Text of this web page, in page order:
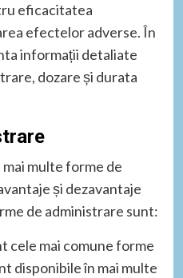
eficacitatea
efectelor adverse. În
informații detaliate
dozare și durata
multe forme de
și dezavantaje
de administrare sunt:
cele mai comune forme
disponibile în mai multe